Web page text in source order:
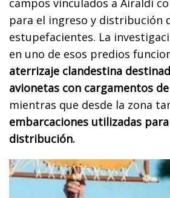
campos vinculados a Airaldi
para el ingreso y distribución
estupefacientes. La
en uno de esos predios
aterrizaje clandestina
avionetas con cargamentos
mientras que desde la zona
embarcaciones utilizadas
distribución.